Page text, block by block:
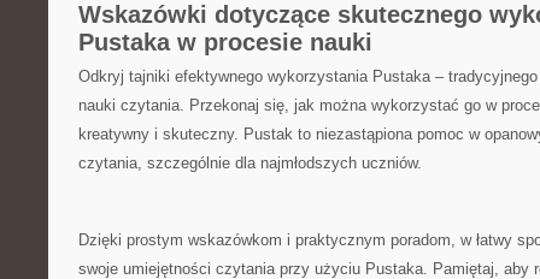
Wskazówki dotyczące skutecznego
Pustaka ‍w procesie nauki
Odkryj tajniki ‍efektywnego ⁤wykorzystania Pustaka –
nauki czytania. Przekonaj się, jak można wykorzystać go ⁤w
kreatywny i skuteczny. Pustak ‌to niezastąpiona pomoc⁣ w
czytania, szczególnie dla najmłodszych uczniów.
Dzięki prostym wskazówkom i praktycznym poradom, w łatwy
swoje umiejętności czytania ‌przy użyciu Pustaka. ​Pamiętaj, aby